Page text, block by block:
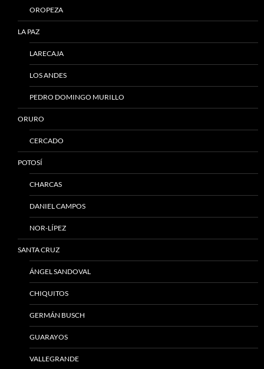
OROPEZA
LA PAZ
LARECAJA
LOS ANDES
PEDRO DOMINGO MURILLO
ORURO
CERCADO
POTOSÍ
CHARCAS
DANIEL CAMPOS
NOR-LÍPEZ
SANTA CRUZ
ÁNGEL SANDOVAL
CHIQUITOS
GERMÁN BUSCH
GUARAYOS
VALLEGRANDE